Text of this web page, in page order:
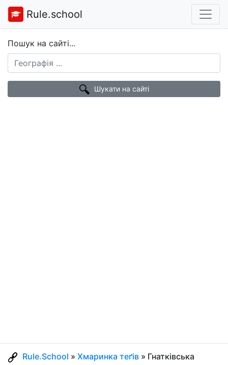
Rule.school
Пошук на сайті...
Шукати на сайті
Rule.School » Хмаринка теґів » Гнатківська